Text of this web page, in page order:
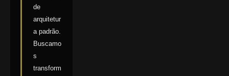
de
arquitetur
a padrão.
Buscamo
s
transform